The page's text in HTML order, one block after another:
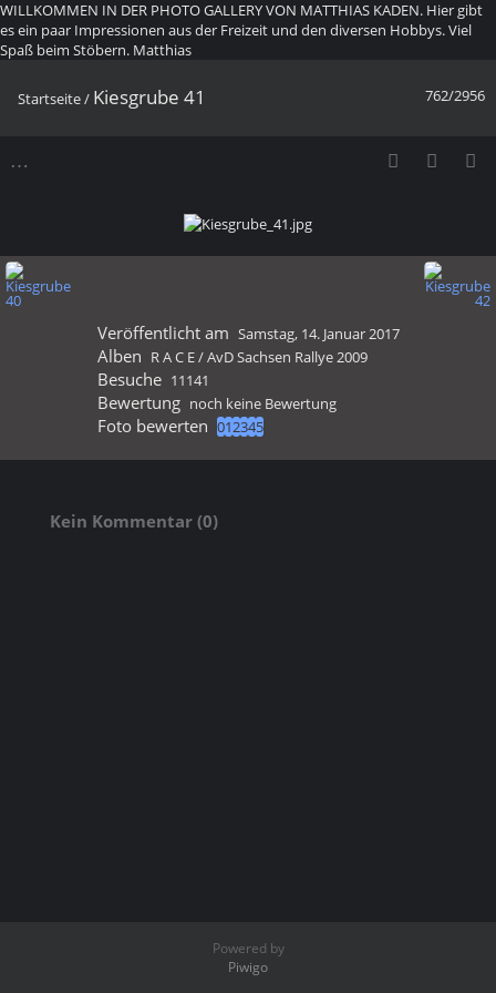
WILLKOMMEN IN DER PHOTO GALLERY VON MATTHIAS KADEN. Hier gibt
es ein paar Impressionen aus der Freizeit und den diversen Hobbys. Viel
Spaß beim Stöbern. Matthias
762/2956
Startseite/ Kiesgrube 41
Veröffentlicht am Samstag, 14. Januar 2017
Alben R A C E/AvD Sachsen Rallye 2009
Besuche 11141
Bewertung noch keine Bewertung
Foto bewerten
Kein Kommentar (0)
Powered by
Piwigo